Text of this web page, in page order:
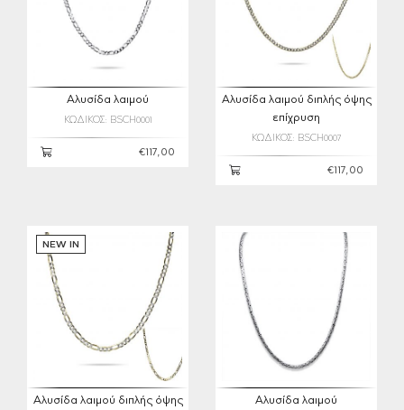
Αλυσίδα λαιμού
ΚΩΔΙΚΟΣ: BSCH0001
€117,00
Αλυσίδα λαιμού διπλής όψης
επίχρυση
ΚΩΔΙΚΟΣ: BSCH0007
€117,00
NEW IN
Αλυσίδα λαιμού διπλής όψης
Αλυσίδα λαιμού